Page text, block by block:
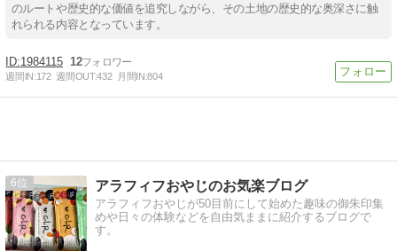
のルートや歴史的な価値を追究しながら、その土地の歴史的な奥深さに触
れられる内容となっています。
1984115 12
週間IN:172 週間OUT:432 月間IN:804
6 アラフィフおやじのお気楽ブログ
アラフィフおやじが50目前にして始めた趣味の御朱印集
めや日々の体験などを自由気ままに紹介するブログで
す。